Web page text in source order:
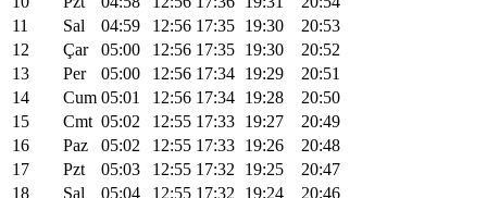
11
Sal 04:59 12:56 17:35 19:30
20:53
12
Çar 05:00 12:56 17:35 19:30
20:52
13
Per 05:00 12:56 17:34 19:29
20:51
14
Cum 05:01 12:56 17:34 19:28
20:50
15
Cmt 05:02 12:55 17:33 19:27
20:49
16
Paz 05:02 12:55 17:33 19:26
20:48
17
Pzt 05:03 12:55 17:32 19:25
20:47
18
Sal 05:04 12:55 17:32 19:24
20:46